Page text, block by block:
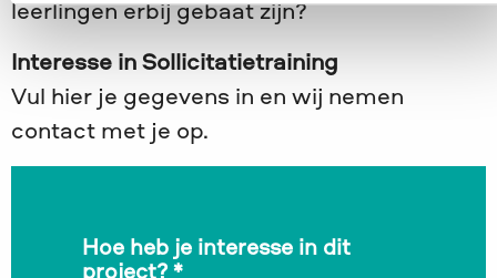
leerlingen erbij gebaat zijn?
Interesse in Sollicitatietraining
Vul hier je gegevens in en wij nemen
contact met je op.
Hoe heb je interesse in dit